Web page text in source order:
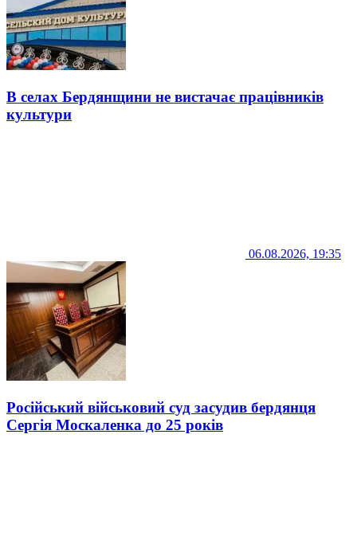
В селах Бердянщини не вистачає працівників
культури
06.08.2026, 19:35
Російський військовий суд засудив бердянця
Сергія Москаленка до 25 років